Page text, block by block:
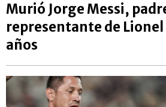
Murió Jorge Messi,
representante de Lionel
años